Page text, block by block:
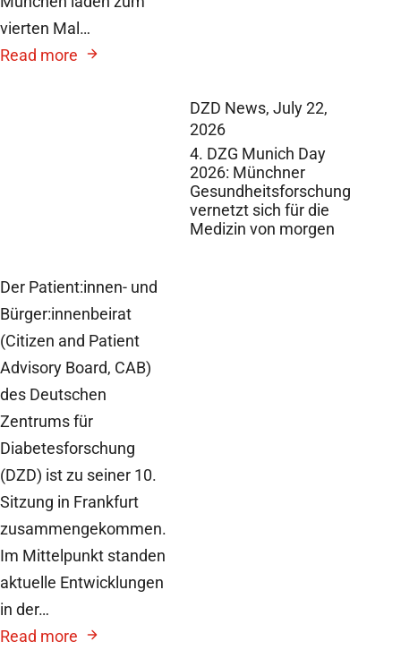
DZD News, July 22,
2026
4. DZG Munich Day
2026: Münchner
Gesundheitsforschung
vernetzt sich für die
Medizin von morgen
vierten Mal…
Read more
Der Patient:innen- und
Bürger:innenbeirat
(Citizen and Patient
Advisory Board, CAB)
des Deutschen
Zentrums für
Diabetesforschung
(DZD) ist zu seiner 10.
Sitzung in Frankfurt
zusammengekommen.
Im Mittelpunkt standen
aktuelle Entwicklungen
in der…
Read more